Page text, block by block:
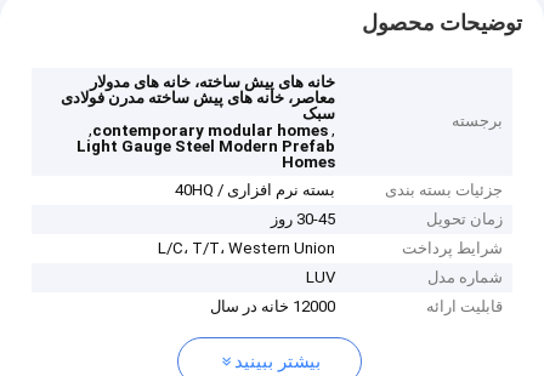
توضیحات محصول
برجسته
خانه های پیش ساخته، خانه های مدولار
معاصر، خانه های پیش ساخته مدرن فولادی
سبک
,
contemporary modular homes
,
Light Gauge Steel Modern Prefab
Homes
جزئیات بسته بندی
بسته نرم افزاری / 40HQ
زمان تحویل
30-45 روز
شرایط پرداخت
L/C، T/T، Western Union
شماره مدل
LUV
قابلیت ارائه
12000 خانه در سال
بیشتر ببینید